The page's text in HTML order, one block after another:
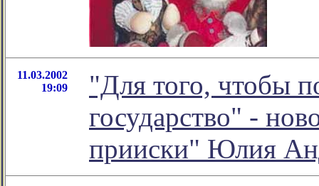
11.03.2002
19:09
"Для того, чтобы
государство" -
прииски" Юлия